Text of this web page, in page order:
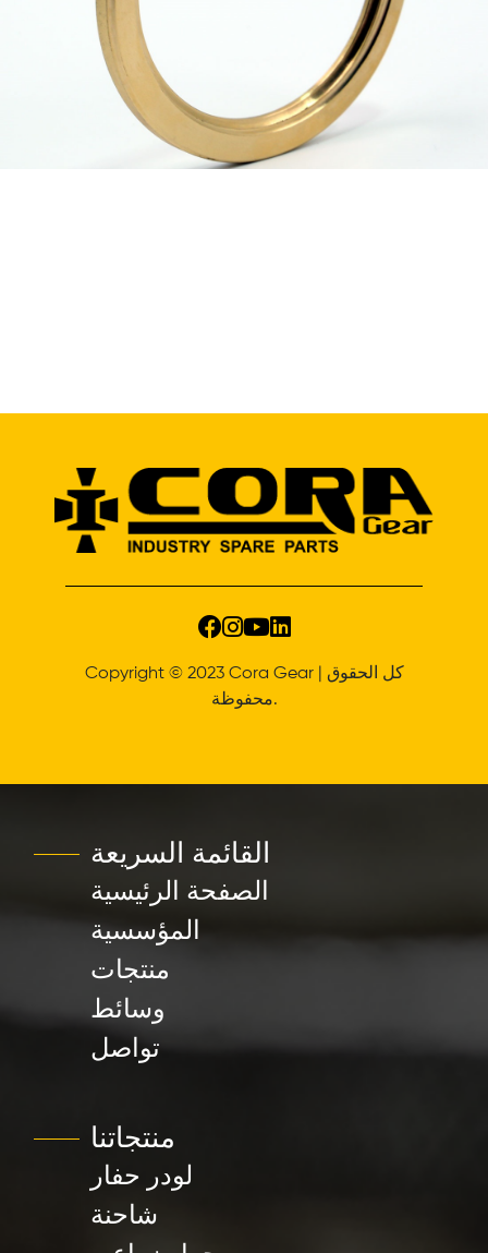
Copyright © 2023 Cora Gear | كل الحقوق
محفوظة.
القائمة السريعة
الصفحة الرئيسية
المؤسسية
منتجات
وسائط
تواصل
منتجاتنا
لودر حفار
شاحنة